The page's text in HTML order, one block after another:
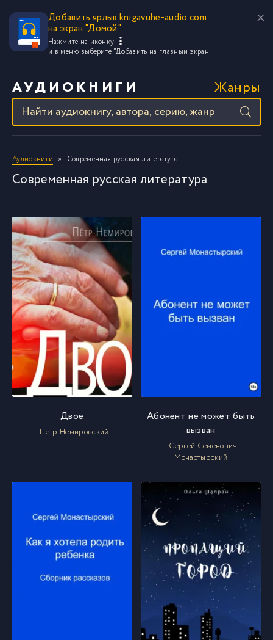
Добавить ярлык knigavuhe-audio.com
на экран "Домой"
Нажмите на иконку
и в меню выберите "Добавить на главный экран"
АУДИОКНИГИ Жанры
Аудиокниги Современная русская литература
Современная русская литература
Двое
- Петр Немировский
Абонент не может быть
вызван
- Сергей Семенович
Монастырский